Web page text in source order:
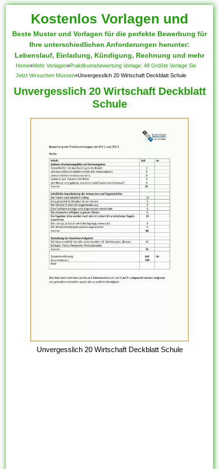
Kostenlos Vorlagen und
Muster
Beste Muster und Vorlagen für die perfekte Bewerbung für
Ihre unterschiedlichen Anforderungen herunter:
Lebenslauf, Einladung, Kündigung, Rechnung und mehr
Home»Mehr Vorlagen»Praktikumsbewertung Vorlage: 48 Größte Vorlage Sie
Jetzt Versuchen Müssen»Unvergesslich 20 Wirtschaft Deckblatt Schule
Unvergesslich 20 Wirtschaft Deckblatt
Schule
Unvergesslich 20 Wirtschaft Deckblatt Schule